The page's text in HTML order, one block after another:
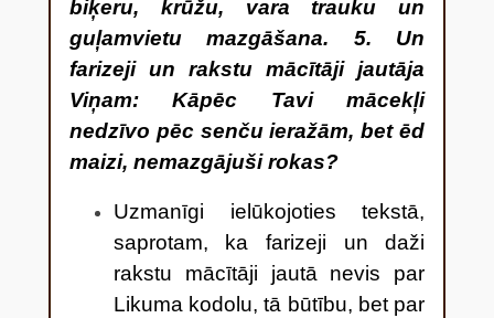
biķeru, krūžu, vara trauku un
guļamvietu mazgāšana. 5. Un
farizeji un rakstu mācītāji jautāja
Viņam: Kāpēc Tavi mācekļi
nedzīvo pēc senču ieražām, bet ēd
maizi, nemazgājuši rokas?
Uzmanīgi ielūkojoties tekstā,
saprotam, ka farizeji un daži
rakstu mācītāji jautā nevis par
Likuma kodolu, tā būtību, bet par